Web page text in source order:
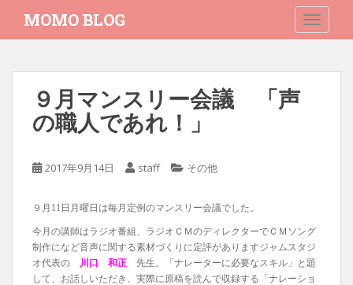
i
MOMO BLOG
９月マンスリー会議 「声
の職人であれ！」
2017年9月14日 staff その他
９月11日月曜日は毎月定例のマンスリー会議でした。
今月の講師はラジオ番組、ラジオＣＭのディレクターでＣＭソング
制作になど音声に関する素材づくりに定評がありますジャムスタジ
オ代表の 川口 和正 先生。「ナレーターに必要なスキル」と題
して、お話しいただき、実際に原稿を読んで収録する「ナレーショ